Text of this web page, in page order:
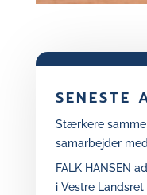
SENESTE
Stærkere
samarbejder
FALK HANSEN
i Vestre Landsret